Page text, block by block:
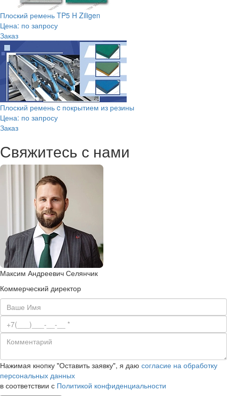
Плоский ремень TP5 H Ziligen
Цена: по запросу
Заказ
Плоский ремень c покрытием из резины
Цена: по запросу
Заказ
Свяжитесь с нами
Максим Андреевич Селянчик
Коммерческий директор
Нажимая кнопку "Оставить заявку", я даю согласие на обработку
персональных данных
в соответствии с Политикой конфиденциальности